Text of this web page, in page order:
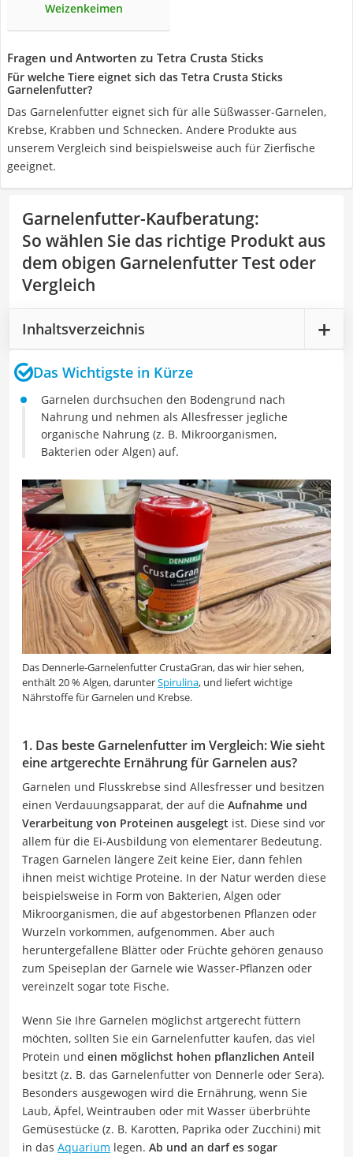
Weizenkeimen
Fragen und Antworten zu Tetra Crusta Sticks
Für welche Tiere eignet sich das Tetra Crusta Sticks
Garnelenfutter?
Das Garnelenfutter eignet sich für alle Süßwasser-Garnelen,
Krebse, Krabben und Schnecken. Andere Produkte aus
unserem Vergleich sind beispielsweise auch für Zierfische
geeignet.
Garnelenfutter-Kaufberatung:
So wählen Sie das richtige Produkt aus
dem obigen Garnelenfutter Test oder
Vergleich
Inhaltsverzeichnis
Das Wichtigste in Kürze
Garnelen durchsuchen den Bodengrund nach
Nahrung und nehmen als Allesfresser jegliche
organische Nahrung (z. B. Mikroorganismen,
Bakterien oder Algen) auf.
Das Dennerle-Garnelenfutter CrustaGran, das wir hier sehen,
enthält 20 % Algen, darunterSpirulina, und liefert wichtige
Nährstoffe für Garnelen und Krebse.
1. Das beste Garnelenfutter im Vergleich: Wie sieht
eine artgerechte Ernährung für Garnelen aus?
Garnelen und Flusskrebse sind Allesfresser und besitzen
einen Verdauungsapparat, der auf die Aufnahme und
Verarbeitung von Proteinen ausgelegt ist. Diese sind vor
allem für die Ei-Ausbildung von elementarer Bedeutung.
Tragen Garnelen längere Zeit keine Eier, dann fehlen
ihnen meist wichtige Proteine. In der Natur werden diese
beispielsweise in Form von Bakterien, Algen oder
Mikroorganismen, die auf abgestorbenen Pflanzen oder
Wurzeln vorkommen, aufgenommen. Aber auch
heruntergefallene Blätter oder Früchte gehören genauso
zum Speiseplan der Garnele wie Wasser-Pflanzen oder
vereinzelt sogar tote Fische.
Wenn Sie Ihre Garnelen möglichst artgerecht füttern
möchten, sollten Sie ein Garnelenfutter kaufen, das viel
Protein und einen möglichst hohen pflanzlichen Anteil
besitzt (z. B. das Garnelenfutter von Dennerle oder Sera).
Besonders ausgewogen wird die Ernährung, wenn Sie
Laub, Äpfel, Weintrauben oder mit Wasser überbrühte
Gemüsestücke (z. B. Karotten, Paprika oder Zucchini) mit
in das Aquarium legen. Ab und an darf es sogar